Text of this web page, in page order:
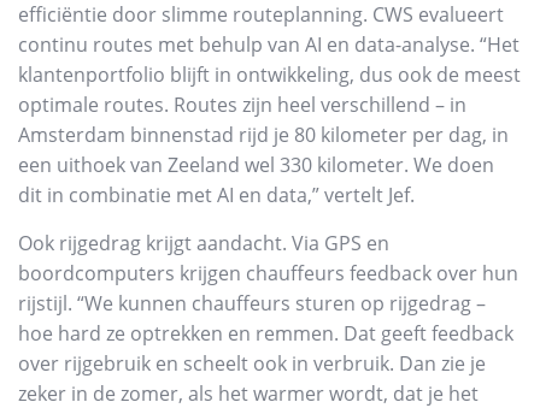
efficiëntie door slimme routeplanning. CWS evalueert
continu routes met behulp van AI en data-analyse. “Het
klantenportfolio blijft in ontwikkeling, dus ook de meest
optimale routes. Routes zijn heel verschillend – in
Amsterdam binnenstad rijd je 80 kilometer per dag, in
een uithoek van Zeeland wel 330 kilometer. We doen
dit in combinatie met AI en data,” vertelt Jef.
Ook rijgedrag krijgt aandacht. Via GPS en
boordcomputers krijgen chauffeurs feedback over hun
rijstijl. “We kunnen chauffeurs sturen op rijgedrag –
hoe hard ze optrekken en remmen. Dat geeft feedback
over rijgebruik en scheelt ook in verbruik. Dan zie je
zeker in de zomer, als het warmer wordt, dat je het